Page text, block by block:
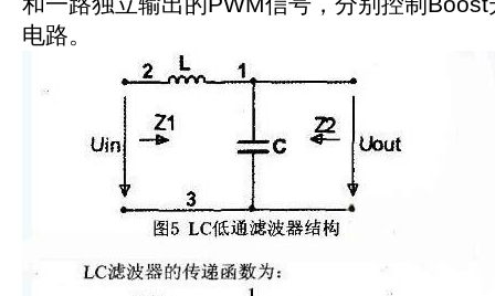
电路。